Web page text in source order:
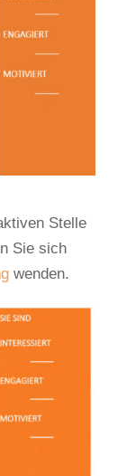
Stelle
Sie sich
wenden.